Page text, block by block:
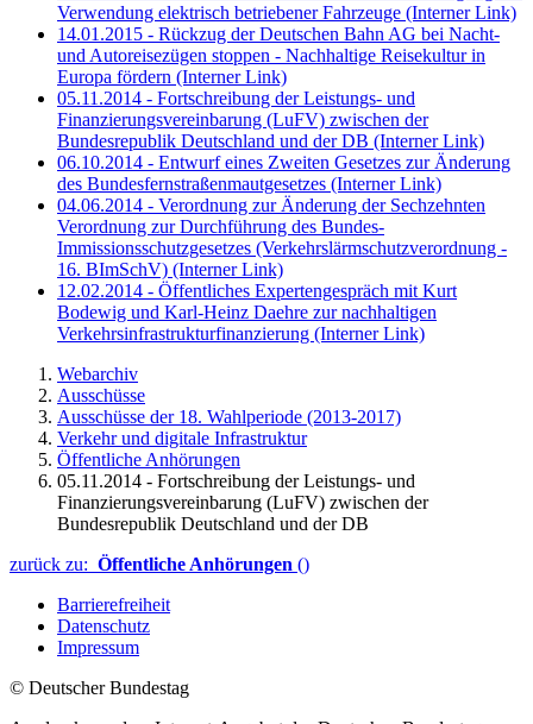
Verwendung elektrisch betriebener Fahrzeuge (Interner Link)
14.01.2015 - Rückzug der Deutschen Bahn AG bei Nacht-
und Autoreisezügen stoppen - Nachhaltige Reisekultur in
Europa fördern (Interner Link)
05.11.2014 - Fortschreibung der Leistungs- und
Finanzierungsvereinbarung (LuFV) zwischen der
Bundesrepublik Deutschland und der DB (Interner Link)
06.10.2014 - Entwurf eines Zweiten Gesetzes zur Änderung
des Bundesfernstraßenmautgesetzes (Interner Link)
04.06.2014 - Verordnung zur Änderung der Sechzehnten
Verordnung zur Durchführung des Bundes-
Immissionsschutzgesetzes (Verkehrslärmschutzverordnung -
16. BImSchV) (Interner Link)
12.02.2014 - Öffentliches Expertengespräch mit Kurt
Bodewig und Karl-Heinz Daehre zur nachhaltigen
Verkehrsinfrastrukturfinanzierung (Interner Link)
Webarchiv
Ausschüsse
Ausschüsse der 18. Wahlperiode (2013-2017)
Verkehr und digitale Infrastruktur
Öffentliche Anhörungen
05.11.2014 - Fortschreibung der Leistungs- und
Finanzierungsvereinbarung (LuFV) zwischen der
Bundesrepublik Deutschland und der DB
zurück zu: Öffentliche Anhörungen ()
Barrierefreiheit
Datenschutz
Impressum
© Deutscher Bundestag